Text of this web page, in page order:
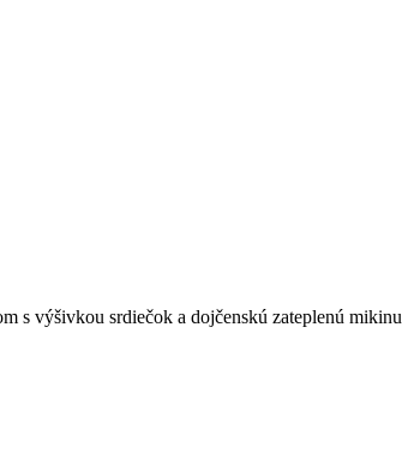
s výšivkou srdiečok a dojčenskú zateplenú